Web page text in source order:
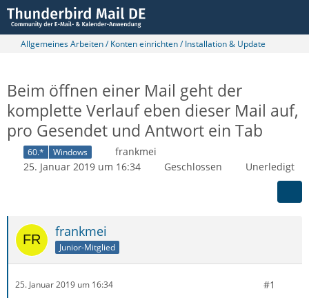
Allgemeines Arbeiten / Konten einrichten / Installation & Update
Beim öffnen einer Mail geht der
komplette Verlauf eben dieser Mail auf,
pro Gesendet und Antwort ein Tab
60.* Windows
frankmei
25. Januar 2019 um 16:34
Geschlossen Unerledigt
frankmei
Junior-Mitglied
25. Januar 2019 um 16:34 #1